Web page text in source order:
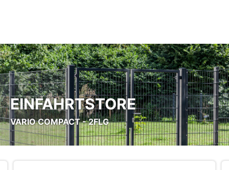
EINFAHRTSTORE
VARIO COMPACT - 2FLG